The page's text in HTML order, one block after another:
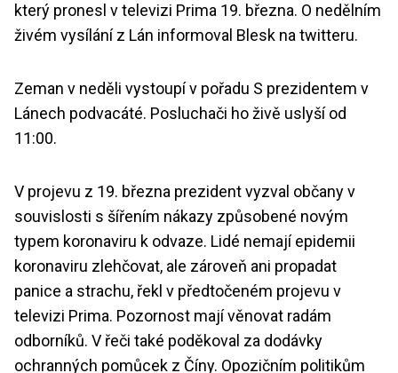
který pronesl v televizi Prima 19. března. O nedělním
živém vysílání z Lán informoval Blesk na twitteru.
Zeman v neděli vystoupí v pořadu S prezidentem v
Lánech podvacáté. Posluchači ho živě uslyší od
11:00.
V projevu z 19. března prezident vyzval občany v
souvislosti s šířením nákazy způsobené novým
typem koronaviru k odvaze. Lidé nemají epidemii
koronaviru zlehčovat, ale zároveň ani propadat
panice a strachu, řekl v předtočeném projevu v
televizi Prima. Pozornost mají věnovat radám
odborníků. V řeči také poděkoval za dodávky
ochranných pomůcek z Číny. Opozičním politikům